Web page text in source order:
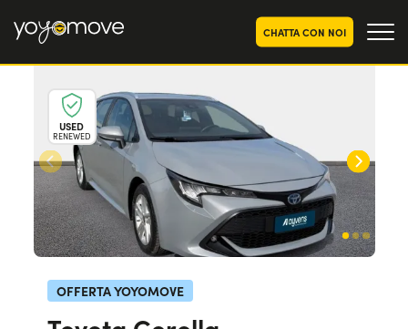
CHATTA CON NOI
OFFERTE NOLEGGIOLUNGO TERMINE
Privati
Aziende e P.IVA
OFFERTE NOLEGGIO
AUTO USATE
CHI SIAMO
La nostra storia
Lavora con noi
COME FUNZIONA
PERCHÉ CONVIENE
USED
RENEWED
OFFERTA YOYOMOVE